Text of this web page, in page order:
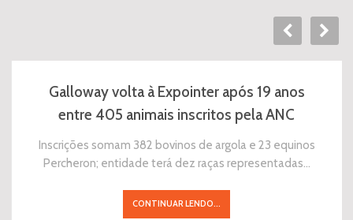
Galloway volta à Expointer após 19 anos
entre 405 animais inscritos pela ANC
Inscrições somam 382 bovinos de argola e 23 equinos
Percheron; entidade terá dez raças representadas…
CONTINUAR LENDO...